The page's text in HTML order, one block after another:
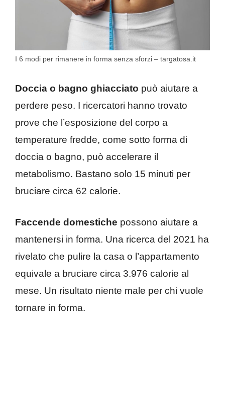
I 6 modi per rimanere in forma senza sforzi – targatosa.it
Doccia o bagno ghiacciato può aiutare a
perdere peso. I ricercatori hanno trovato
prove che l’esposizione del corpo a
temperature fredde, come sotto forma di
doccia o bagno, può accelerare il
metabolismo. Bastano solo 15 minuti per
bruciare circa 62 calorie.
Faccende domestiche possono aiutare a
mantenersi in forma. Una ricerca del 2021 ha
rivelato che pulire la casa o l’appartamento
equivale a bruciare circa 3.976 calorie al
mese. Un risultato niente male per chi vuole
tornare in forma.